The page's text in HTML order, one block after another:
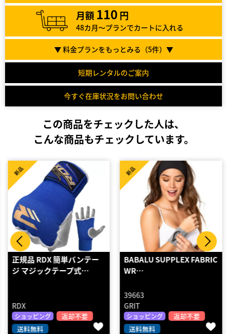
月額 110 円
48カ月～プランでカートに入れる
▼ 料金プランをもっとみる（5件）▼
短期レンタルのご案内
今すぐ在庫状況をお問い合わせ
この商品をチェックした人は、
こんな商品もチェックしています。
正規品 RDX 簡単バンテー
ジ マジックテープ式…
RDX
ショッピング
返却不要
送料無料
新品
BABALU SUPPLEX FABRIC
WR…
39663
GRIT
ショッピング
返却不要
送料無料
新品